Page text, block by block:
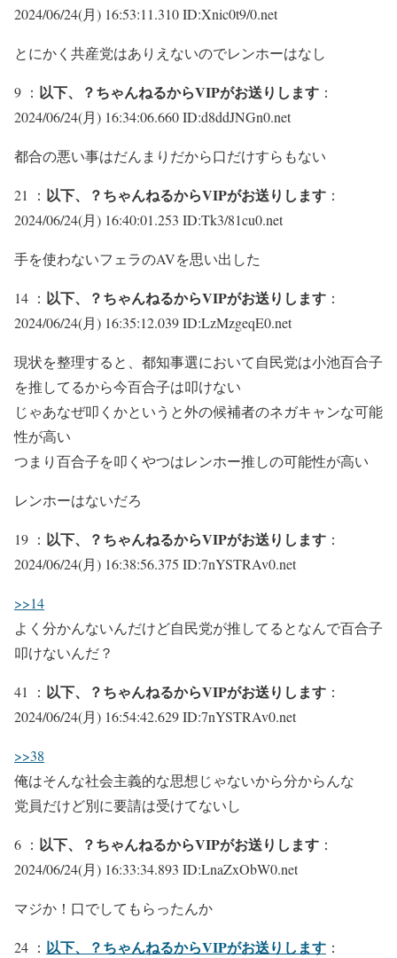
2024/06/24(月) 16:53:11.310 ID:Xnic0t9/0.net
とにかく共産党はありえないのでレンホーはなし
9 ： 以下、？ちゃんねるからVIPがお送りします ：
2024/06/24(月) 16:34:06.660 ID:d8ddJNGn0.net
都合の悪い事はだんまりだから口だけすらもない
21 ： 以下、？ちゃんねるからVIPがお送りします ：
2024/06/24(月) 16:40:01.253 ID:Tk3/81cu0.net
手を使わないフェラのAVを思い出した
14 ： 以下、？ちゃんねるからVIPがお送りします ：
2024/06/24(月) 16:35:12.039 ID:LzMzgeqE0.net
現状を整理すると、都知事選において自民党は小池百合子
を推してるから今百合子は叩けない
じゃあなぜ叩くかというと外の候補者のネガキャンな可能
性が高い
つまり百合子を叩くやつはレンホー推しの可能性が高い
レンホーはないだろ
19 ： 以下、？ちゃんねるからVIPがお送りします ：
2024/06/24(月) 16:38:56.375 ID:7nYSTRAv0.net
>>14
よく分かんないんだけど自民党が推してるとなんで百合子
叩けないんだ？
41 ： 以下、？ちゃんねるからVIPがお送りします ：
2024/06/24(月) 16:54:42.629 ID:7nYSTRAv0.net
>>38
俺はそんな社会主義的な思想じゃないから分からんな
党員だけど別に要請は受けてないし
6 ： 以下、？ちゃんねるからVIPがお送りします ：
2024/06/24(月) 16:33:34.893 ID:LnaZxObW0.net
マジか！口でしてもらったんか
24 ： 以下、？ちゃんねるからVIPがお送りします ：